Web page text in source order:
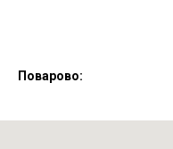
Поварово: